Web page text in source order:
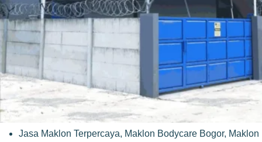
Jasa Maklon Terpercaya, Maklon Bodycare Bogor, Maklon